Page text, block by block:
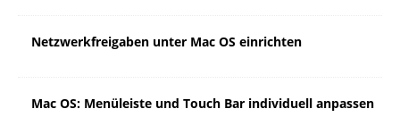
Netzwerkfreigaben unter Mac OS einrichten
Mac OS: Menüleiste und Touch Bar individuell anpassen